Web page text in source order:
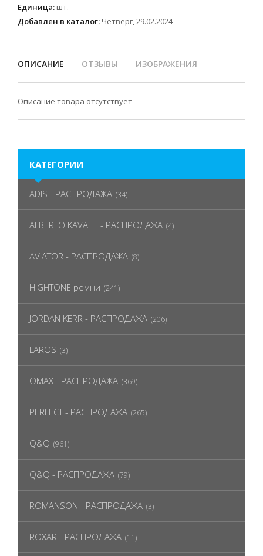
Единица: шт.
Добавлен в каталог: Четверг, 29.02.2024
ОПИСАНИЕ ОТЗЫВЫ ИЗОБРАЖЕНИЯ
Описание товара отсутствует
КАТЕГОРИИ
ADIS - РАСПРОДАЖА (34)
ALBERTO KAVALLI - РАСПРОДАЖА (4)
AVIATOR - РАСПРОДАЖА (8)
HIGHTONE ремни (241)
JORDAN KERR - РАСПРОДАЖА (206)
LAROS (3)
OMAX - РАСПРОДАЖА (369)
PERFECT - РАСПРОДАЖА (265)
Q&Q (961)
Q&Q - РАСПРОДАЖА (79)
ROMANSON - РАСПРОДАЖА (3)
ROXAR - РАСПРОДАЖА (11)